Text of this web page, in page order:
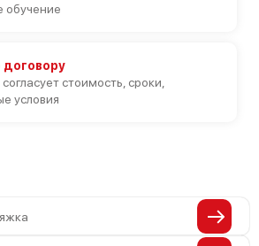
обучение
договору
стоимость, сроки,
условия